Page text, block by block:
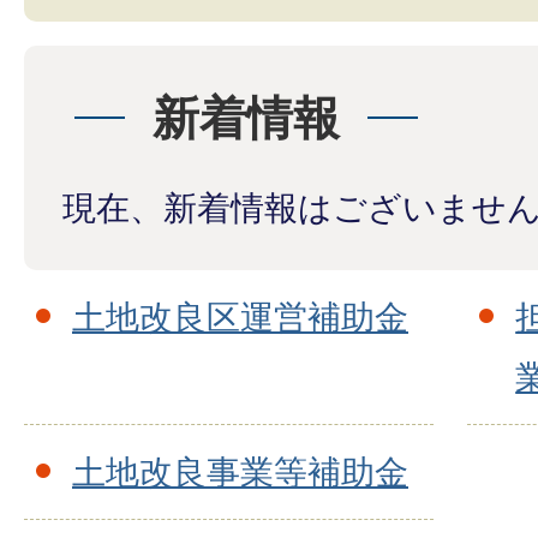
新着情報
現在、新着情報はございませ
土地改良区運営補助金
土地改良事業等補助金